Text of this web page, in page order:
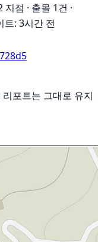
지점 · 출몰 1건 ·
트: 3시간 전
포트는 그대로 유지